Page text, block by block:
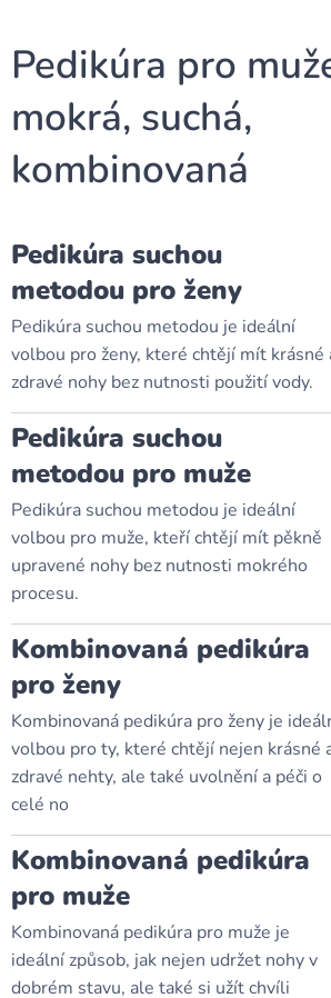
Pedikúra pro
mokrá, suchá,
kombinovaná
Pedikúra suchou
metodou pro ženy
Pedikúra suchou metodou je ideální
volbou pro ženy, které chtějí mít krásné
zdravé nohy bez nutnosti použití vody.
Pedikúra suchou
metodou pro muže
Pedikúra suchou metodou je ideální
volbou pro muže, kteří chtějí mít pěkně
upravené nohy bez nutnosti mokrého
procesu.
Kombinovaná pedikúra
pro ženy
Kombinovaná pedikúra pro ženy je
volbou pro ty, které chtějí nejen krásné
zdravé nehty, ale také uvolnění a péči o
celé no
Kombinovaná pedikúra
pro muže
Kombinovaná pedikúra pro muže je
ideální způsob, jak nejen udržet nohy v
dobrém stavu, ale také si užít chvíli